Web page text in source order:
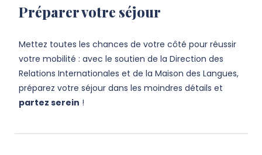
Préparer votre séjour
Mettez toutes les chances de votre côté pour réussir
votre mobilité : avec le soutien de la Direction des
Relations Internationales et de la Maison des Langues,
préparez votre séjour dans les moindres détails et
partez serein !